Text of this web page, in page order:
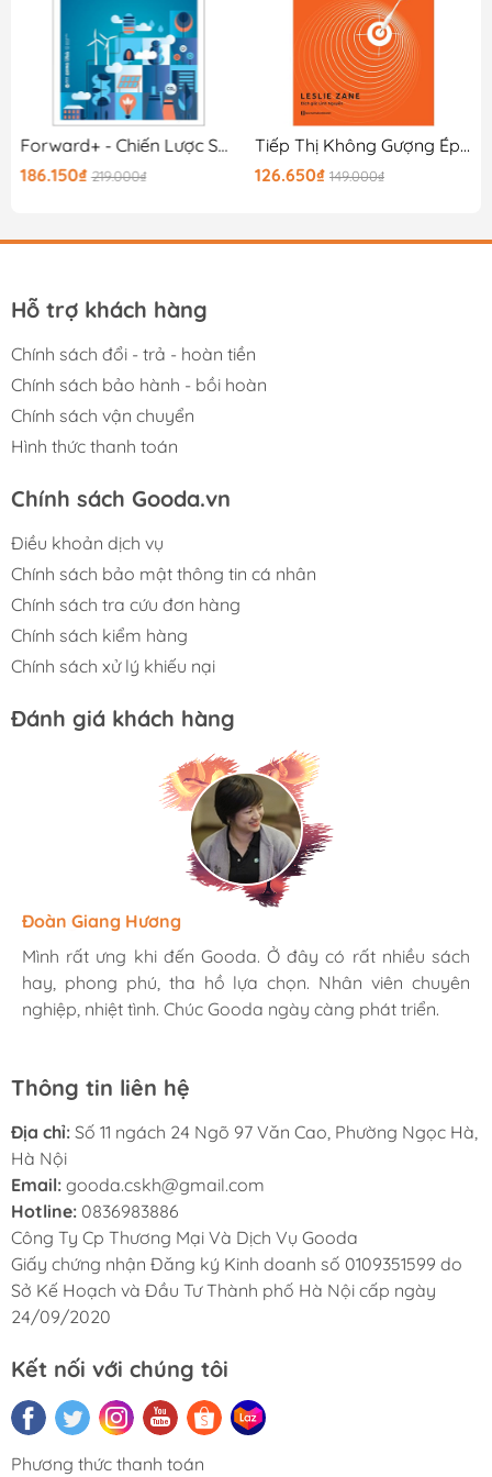
Forward+ - Chiến Lược Sales Và Marketing Trong Kỷ Nguyên Phát Triển Bền Vững
186.150₫ 219.000₫
Tiếp Thị Không Gượng Ép - Dòng Chảy Ngầm Trong Các Quyết Định Mua Hàng
126.650₫ 149.000₫
Hỗ trợ khách hàng
Chính sách đổi - trả - hoàn tiền
Chính sách bảo hành - bồi hoàn
Chính sách vận chuyển
Hình thức thanh toán
Chính sách Gooda.vn
Điều khoản dịch vụ
Chính sách bảo mật thông tin cá nhân
Chính sách tra cứu đơn hàng
Chính sách kiểm hàng
Chính sách xử lý khiếu nại
Đánh giá khách hàng
Hương Suri
Mình rất ưng khi đến Gooda. Ở đây có rất nhiều sách
hay, phong phú, tha hồ lựa chọn. Nhân viên chuyên
nghiệp, nhiệt tình. Chúc Gooda ngày càng phát triển.
Đoàn Giang Hương
Mình rất ưng khi đến Gooda. Ở đây có rất nhiều sách
hay, phong phú, tha hồ lựa chọn. Nhân viên chuyên
nghiệp, nhiệt tình. Chúc Gooda ngày càng phát triển.
Ngọc Anh
Mình rất ưng khi đến Gooda. Ở đây có rất nhiều sách
hay, phong phú, tha hồ lựa chọn. Nhân viên chuyên
nghiệp, nhiệt tình. Chúc Gooda ngày càng phát triển.
Thông tin liên hệ
Địa chỉ: Số 11 ngách 24 Ngõ 97 Văn Cao, Phường Ngọc Hà,
Hà Nội
Email: gooda.cskh@gmail.com
Hotline: 0836983886
Công Ty Cp Thương Mại Và Dịch Vụ Gooda
Giấy chứng nhận Đăng ký Kinh doanh số 0109351599 do
Sở Kế Hoạch và Đầu Tư Thành phố Hà Nội cấp ngày
24/09/2020
Kết nối với chúng tôi
Phương thức thanh toán